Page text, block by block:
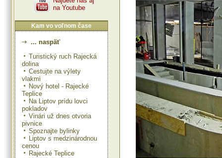
na Youtube
Kam vo voľnom čase
... naspäť
Turistický ruch Rajecká
dolina
Cestujte na výlety
vlakmi
Nový hotel - Rajecké
Teplice
Na Liptov prídu lovci
pokladov
Vinári už dnes otvoria
pivnice
Spoznajte bylinky
Liptov s medzinárodnou
cenou
Rajecké Teplice